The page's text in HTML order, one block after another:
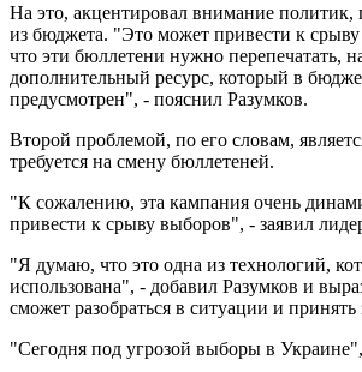
На это, акцентировал внимание политик,
из бюджета. "Это может привести к
что эти бюллетени нужно перепечатать,
дополнительный ресурс, который в
предусмотрен", - пояснил Разумков.
Второй проблемой, по его словам,
требуется на смену бюллетеней.
"К сожалению, эта кампания очень
привести к срыву выборов", - заявил
"Я думаю, что это одна из технологий,
использована", - добавил Разумков и
сможет разобраться в ситуации и
"Сегодня под угрозой выборы в